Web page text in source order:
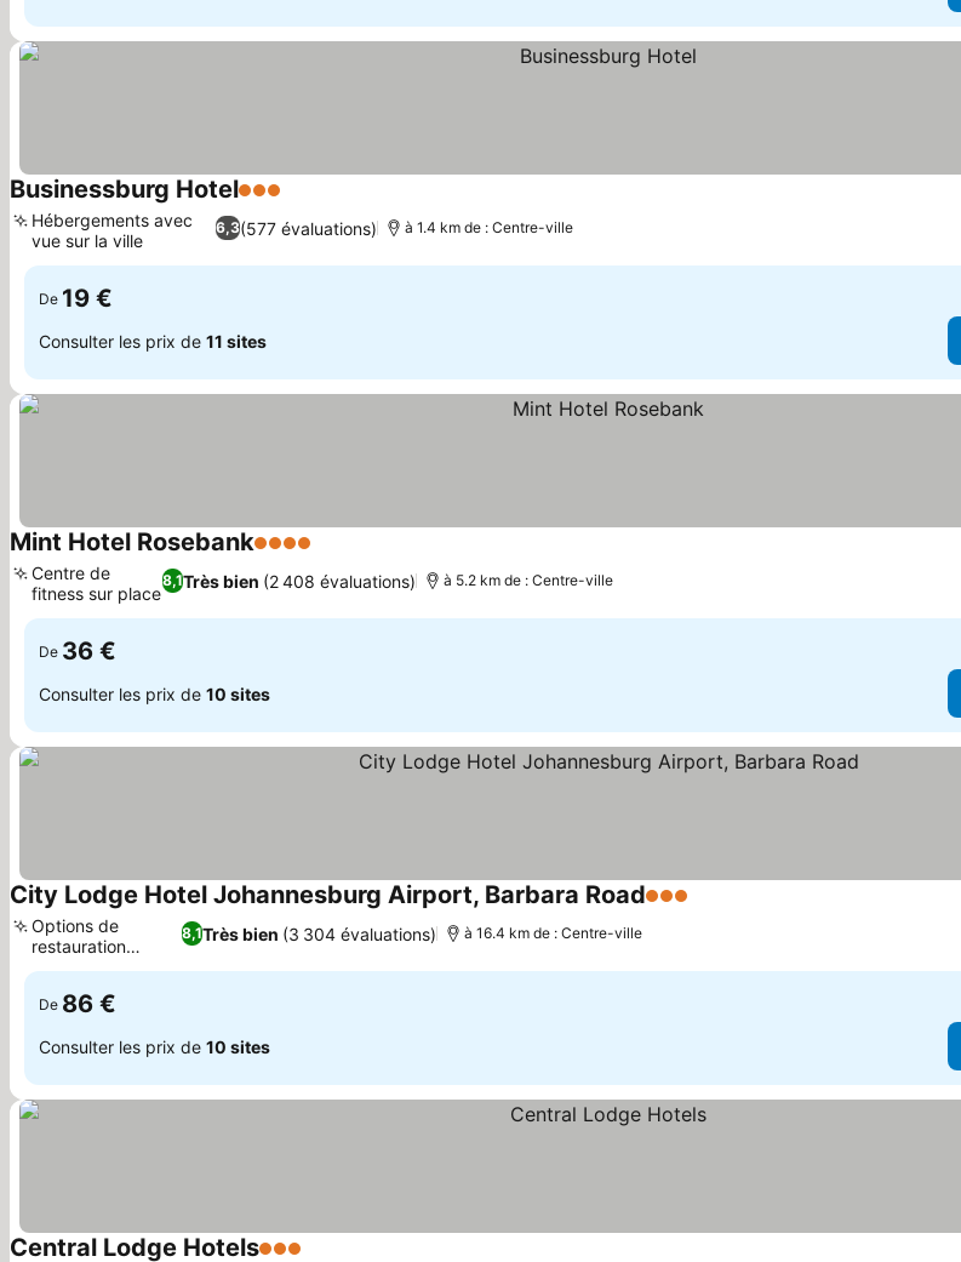
Businessburg Hotel3 Étoiles
6,3(577 évaluations)
Hébergements avec
vue sur la ville
à 1.4 km de : Centre-ville
De 19 €
Consulter les prix de 11 sites
Mint Hotel Rosebank4 Étoiles
8,1Très bien (2 408 évaluations)
Centre de
fitness sur place
à 5.2 km de : Centre-ville
De 36 €
Consulter les prix de 10 sites
City Lodge Hotel Johannesburg Airport, Barbara Road3 Étoiles
8,1Très bien (3 304 évaluations)
Options de
restauration
variées
à 16.4 km de : Centre-ville
De 86 €
Consulter les prix de 10 sites
Central Lodge Hotels